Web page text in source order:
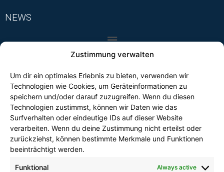
Zustimmung verwalten
Um dir ein optimales Erlebnis zu bieten, verwenden wir
Technologien wie Cookies, um Geräteinformationen zu
speichern und/oder darauf zuzugreifen. Wenn du diesen
Technologien zustimmst, können wir Daten wie das
Surfverhalten oder eindeutige IDs auf dieser Website
verarbeiten. Wenn du deine Zustimmung nicht erteilst oder
zurückziehst, können bestimmte Merkmale und Funktionen
beeinträchtigt werden.
Funktional Always active
NEWS
FOLGEN SIE UNS
Kontakt